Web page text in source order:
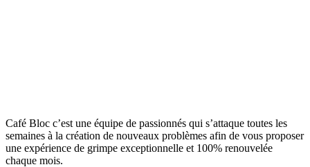
Café Bloc c’est une équipe de passionnés qui s’attaque toutes les
semaines à la création de nouveaux problèmes afin de vous proposer
une expérience de grimpe exceptionnelle et 100% renouvelée
chaque mois.